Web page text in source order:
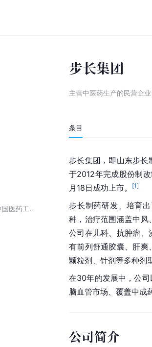
2015年度中国医药工业百强榜TOP20企业名单
步长集团
主营中医药生产的民营企业
条目
步长集团，即山东步长
于2012年完成股份制
月18日成功上市。
[1]
步长制药研发、培育
种，治疗范围涵盖中风
公司在 儿科 、抗肿瘤
有前列舒通胶囊 、肝
颗粒剂、针剂等多种剂
在30年的发展中，公
脑血管市场、覆盖中成
公司简介